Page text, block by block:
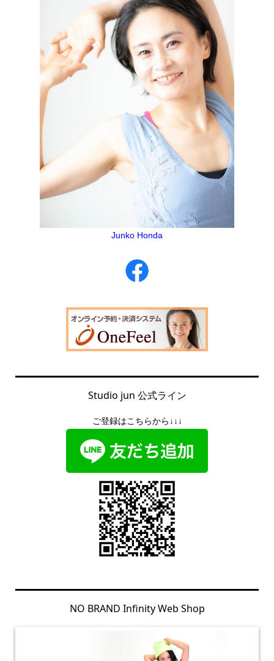
Junko Honda
Studio jun 公式ライン
ご登録はこちらから↓↓↓
NO BRAND Infinity Web Shop